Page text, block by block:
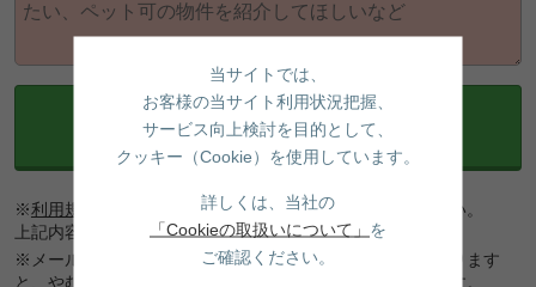
確認画面へ
※利用規約 プライバシーポリシーを必ずお読みください。
上記内容に同意頂いた場合は、確認画面へお進みください。
※メール連絡をご希望でも、メールアドレスに間違いがあります
と、やむなくお電話にてご連絡差し上げる場合もございます。
当サイトでは、
お客様の当サイト利用状況把握、
サービス向上検討を目的として、
クッキー（Cookie）を使用しています。
詳しくは、当社の
「Cookieの取扱いについて」 を
ご確認ください。